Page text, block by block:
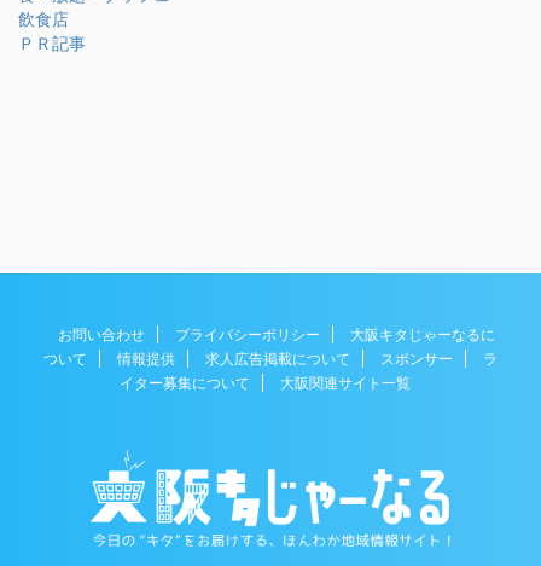
飲食店
ＰＲ記事
お問い合わせ プライバシーポリシー
大阪キタじゃーなるに
ついて
情報提供 求人広告掲載について スポンサー
ラ
イター募集について
大阪関連サイト一覧